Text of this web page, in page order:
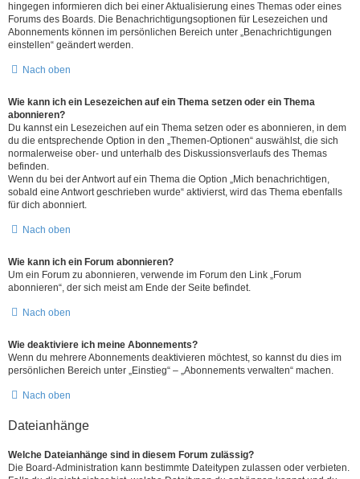
hingegen informieren dich bei einer Aktualisierung eines Themas oder eines
Forums des Boards. Die Benachrichtigungsoptionen für Lesezeichen und
Abonnements können im persönlichen Bereich unter „Benachrichtigungen
einstellen“ geändert werden.
Nach oben
Wie kann ich ein Lesezeichen auf ein Thema setzen oder ein Thema
abonnieren?
Du kannst ein Lesezeichen auf ein Thema setzen oder es abonnieren, in dem
du die entsprechende Option in den „Themen-Optionen“ auswählst, die sich
normalerweise ober- und unterhalb des Diskussionsverlaufs des Themas
befinden.
Wenn du bei der Antwort auf ein Thema die Option „Mich benachrichtigen,
sobald eine Antwort geschrieben wurde“ aktivierst, wird das Thema ebenfalls
für dich abonniert.
Nach oben
Wie kann ich ein Forum abonnieren?
Um ein Forum zu abonnieren, verwende im Forum den Link „Forum
abonnieren“, der sich meist am Ende der Seite befindet.
Nach oben
Wie deaktiviere ich meine Abonnements?
Wenn du mehrere Abonnements deaktivieren möchtest, so kannst du dies im
persönlichen Bereich unter „Einstieg“ – „Abonnements verwalten“ machen.
Nach oben
Dateianhänge
Welche Dateianhänge sind in diesem Forum zulässig?
Die Board-Administration kann bestimmte Dateitypen zulassen oder verbieten.